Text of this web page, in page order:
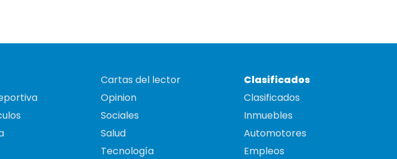
Cartas del lector
Opinion
Sociales
Salud
Tecnología
Clasificados
Clasificados
Inmuebles
Automotores
Empleos